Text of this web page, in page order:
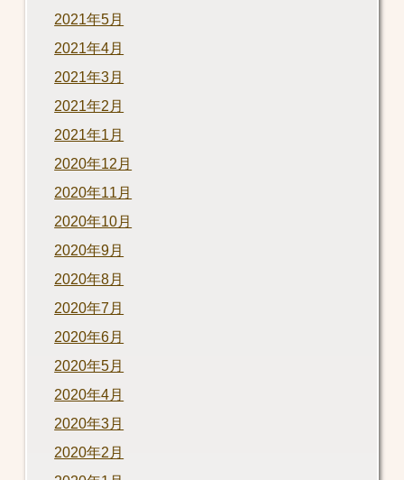
2021年5月
2021年4月
2021年3月
2021年2月
2021年1月
2020年12月
2020年11月
2020年10月
2020年9月
2020年8月
2020年7月
2020年6月
2020年5月
2020年4月
2020年3月
2020年2月